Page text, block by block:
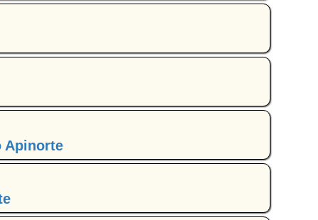
Apinorte